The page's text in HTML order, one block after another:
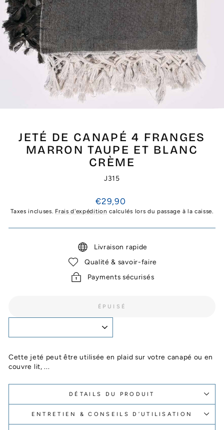
JETÉ DE CANAPÉ 4 FRANGES
MARRON TAUPE ET BLANC
CRÈME
J315
Prix
régulier
€29,90
Taxes incluses. Frais d'expédition calculés lors du passage à la caisse.
Livraison rapide
Qualité & savoir-faire
Payments sécurisés
ÉPUISÉ
Cette jeté peut être utilisée en plaid sur votre canapé ou en
couvre lit, ...
DÉTAILS DU PRODUIT
ENTRETIEN & CONSEILS D’UTILISATION